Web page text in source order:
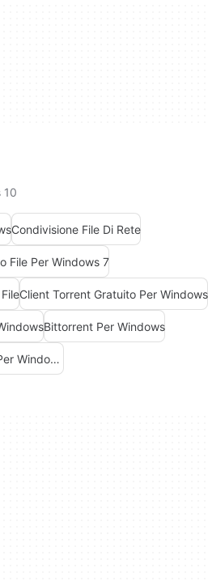
10
Condivisione File Di Rete
File Per Windows 7
Client Torrent Gratuito Per Windows
Bittorrent Per Windows
Scaricatore Torrent Gratuito Per Windows